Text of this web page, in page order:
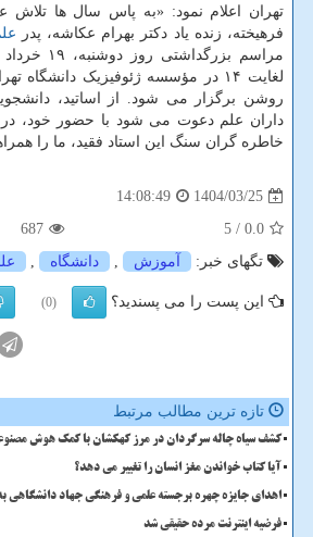
تهران اعلام نمود: «به پاس سال ها تلاش
فرهیخته، زنده یاد دکتر بهرام عکاشه، پدر
لغایت ۱۴ در مؤسسه ژئوفیزیک
روشن برگزار می شود. از اساتید،
داران علم دعوت می شود با حضور خود، در
خاطره گران سنگ این استاد فقید، ما را
1404/03/25
14:08:49
0.0
/ 5
687
تگهای خبر:
آموزش , دانشگاه ,
این پست را می پسندید؟ (0)
تازه ترین مطالب مرتبط
کشف سیاه چاله سرگردان در مرز کهکشان با کمک هوش
آیا کتاب خواندن مغز انسان را تغییر می دهد؟
اهدای جایزه چهره برجسته علمی و فرهنگی جهاد دانشگاهی
فرضیه اینترنت مرده حقیقی شد